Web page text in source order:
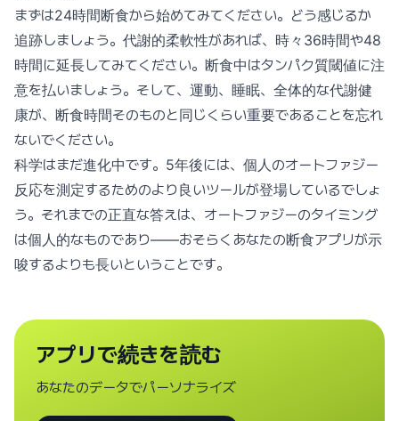
まずは24時間断食から始めてみてください。どう感じるか
追跡しましょう。代謝的柔軟性があれば、時々36時間や48
時間に延長してみてください。断食中はタンパク質閾値に注
意を払いましょう。そして、運動、睡眠、全体的な代謝健
康が、断食時間そのものと同じくらい重要であることを忘れ
ないでください。
科学はまだ進化中です。5年後には、個人のオートファジー
反応を測定するためのより良いツールが登場しているでしょ
う。それまでの正直な答えは、オートファジーのタイミング
は個人的なものであり——おそらくあなたの断食アプリが示
唆するよりも長いということです。
アプリで続きを読む
あなたのデータでパーソナライズ